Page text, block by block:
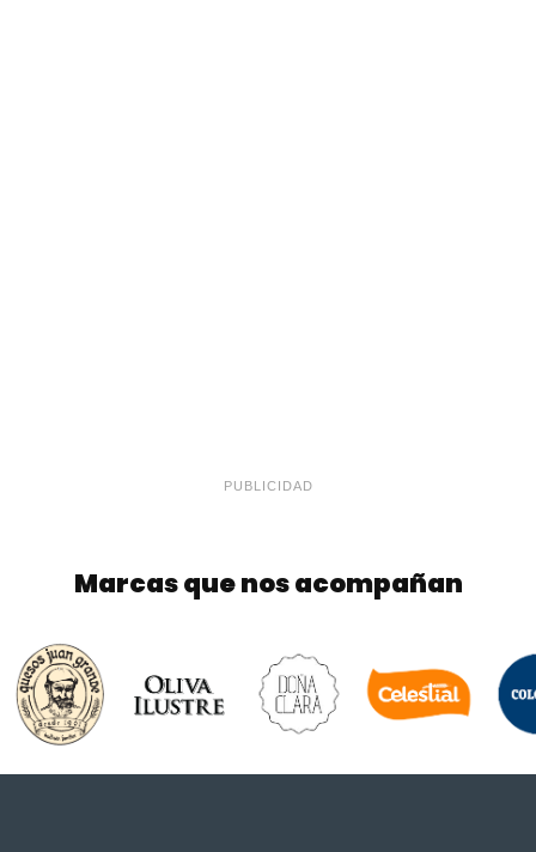
PUBLICIDAD
Marcas que nos acompañan